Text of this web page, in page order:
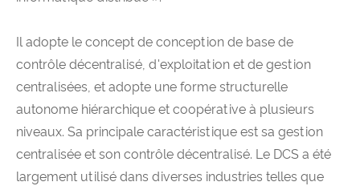
Il adopte le concept de conception de base de
contrôle décentralisé, d'exploitation et de gestion
centralisées, et adopte une forme structurelle
autonome hiérarchique et coopérative à plusieurs
niveaux. Sa principale caractéristique est sa gestion
centralisée et son contrôle décentralisé. Le DCS a été
largement utilisé dans diverses industries telles que